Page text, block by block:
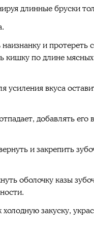
длинные бруски
наизнанку и
кишку по длине
вкуса
добавлять его
и закрепить
оболочку казы
закуску,